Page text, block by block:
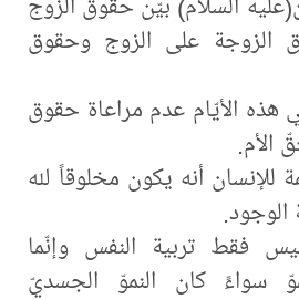
الزوجة على الزوج وحقوق
الأيّام عدم مراعاة حقوق
الأم.
للإنسان أنه يكون مخلوقاً لله
الوجود.
فقط تربية النفس وإنّما
سواءً كان النموّ الجسديّ